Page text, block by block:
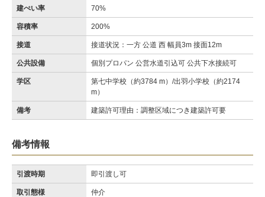
建ぺい率 70%
容積率 200%
接道 接道状況：一方 公道 西 幅員3m 接面12m
公共設備 個別プロパン 公営水道引込可 公共下水接続可
学区
第七中学校（約3784 m）/出羽小学校（約2174
m）
備考 建築許可理由：調整区域につき建築許可要
備考情報
引渡時期 即引渡し可
取引態様 仲介